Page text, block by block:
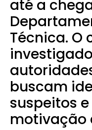
até a
Técnica. O
buscam
suspeitos
motivação